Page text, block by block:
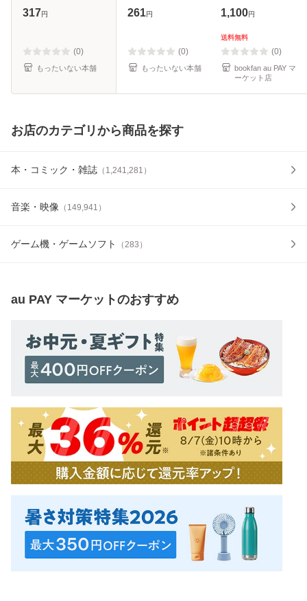
禅桃子 / コアマガ
料】
317円
(0)
もったいない本舗
[文庫]【メール便送
261円
(0)
もったいない本舗
1,100円
送料無料
(0)
bookfan au PAY マ
ーケット店
お店のカテゴリから商品を探す
本・コミック・雑誌 （ 1,241,281 ）
音楽・映像 （ 149,941 ）
ゲーム機・ゲームソフト （283 ）
au PAY マーケットのおすすめ